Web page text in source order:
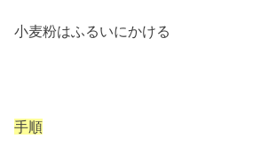
小麦粉はふるいにかける
手順